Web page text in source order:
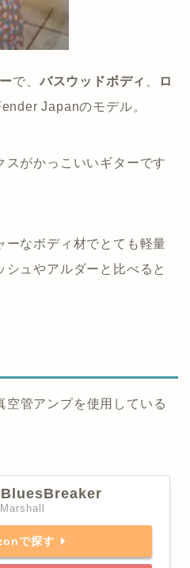
で、 バスウッドボディ
ロ
Japanのモデル。
スがかっこいいギターです
ーなボディ材でとても軽量
ュやアルダーと比べると
管アンプを使用している
Marshall
で探す